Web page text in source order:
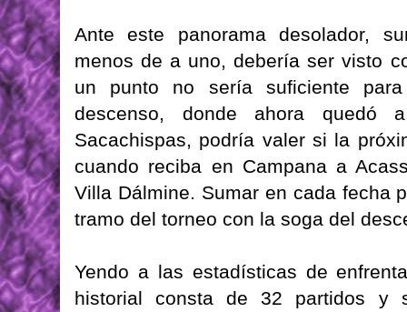
Ante este panorama desolador,
menos de a uno, debería ser visto
un punto no sería suficiente
descenso, donde ahora
Sacachispas, podría valer si la
cuando reciba en Campana a
Villa Dálmine. Sumar en cada fecha
tramo del torneo con la soga del
Yendo a las estadísticas de
historial consta de 32 partidos y